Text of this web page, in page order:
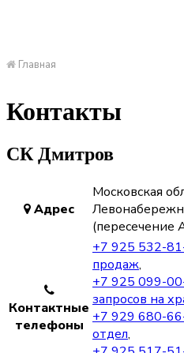
Главная
Контакты
СК Дмитров
Адрес
Московская
(пересечение
Контактные
телефоны
+7 925 532-
продаж,
+7 925 099-
запросов на
+7 929 680-
отдел,